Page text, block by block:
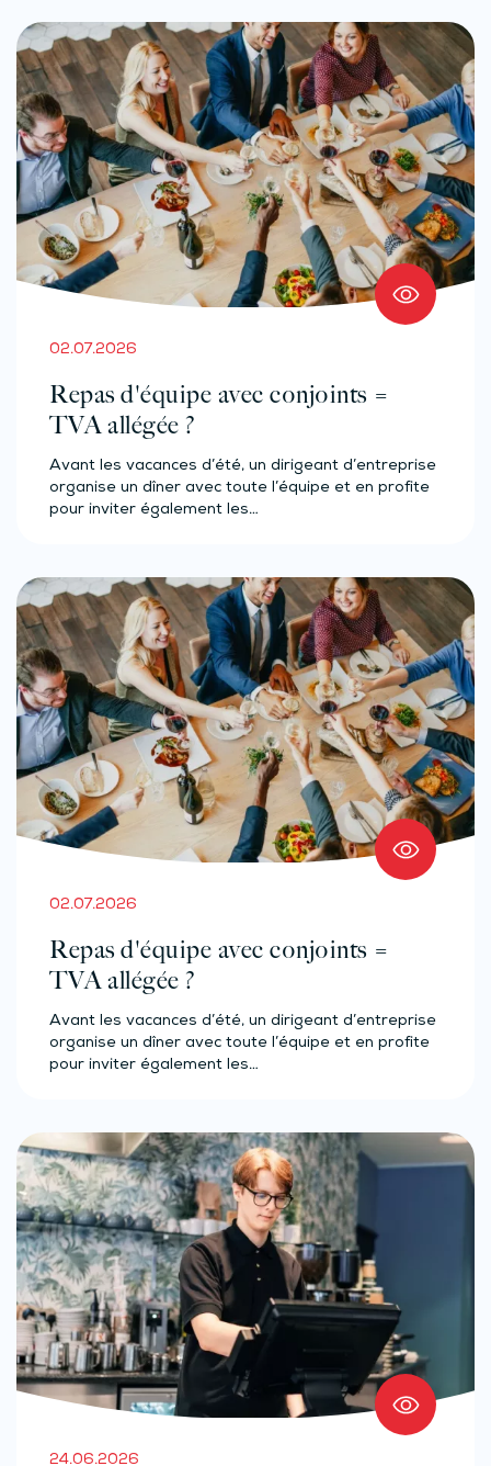
02.07.2026
Repas d'équipe avec conjoints =
TVA allégée ?
Avant les vacances d’été, un dirigeant d’entreprise
organise un dîner avec toute l’équipe et en profite
pour inviter également les…
02.07.2026
Repas d'équipe avec conjoints =
TVA allégée ?
Avant les vacances d’été, un dirigeant d’entreprise
organise un dîner avec toute l’équipe et en profite
pour inviter également les…
24.06.2026